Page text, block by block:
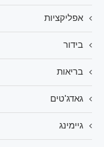
אפליקציות
בידור
בריאות
גאדג'טים
גיימינג